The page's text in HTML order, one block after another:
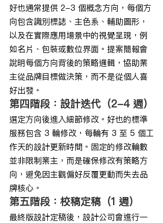
好也通常提供 2-3 個概念方向，每個方
向包含識別標誌、主色系、輔助圖形，
以及在實際應用場景中的視覺呈現，例
如名片、包裝或數位界面。提案簡報會
說明每個方向背後的策略邏輯，協助業
主從品牌目標做決策，而不是從個人喜
好出發。
第四階段：設計迭代（2-4 週）
選定方向後進入細節修改。好也的標準
服務包含 3 輪修改，每輪有 3 至 5 個工
作天的設計更新時間。固定的修改輪數
並非限制業主，而是確保修改有策略方
向，避免因主觀偏好反覆更動而失去品
牌核心。
第五階段：校稿定稿（1 週）
最終版設計定稿後，設計公司會進行一